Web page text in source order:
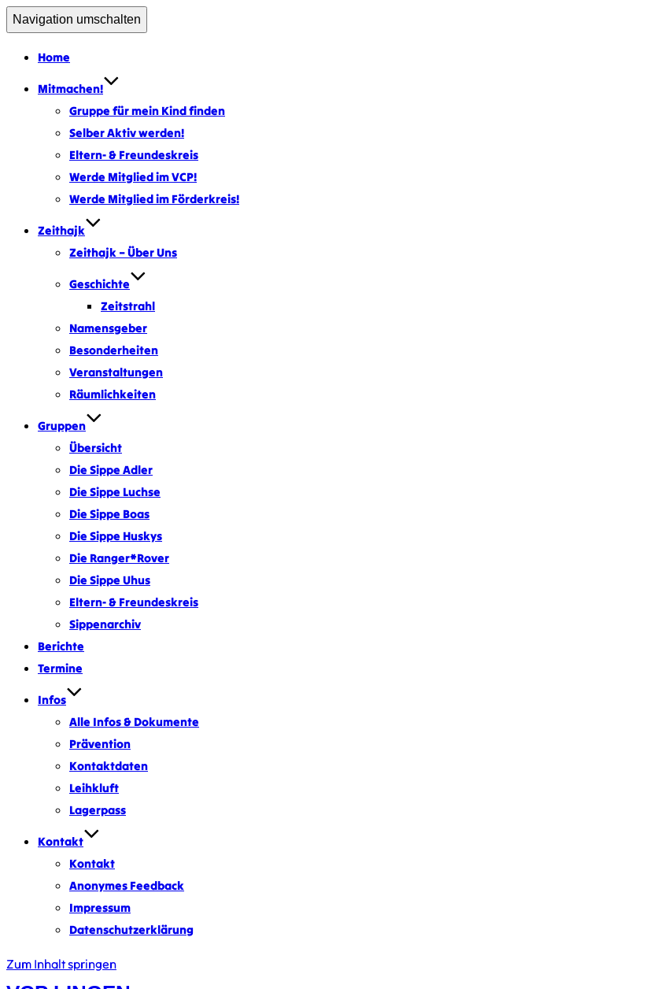
Navigation umschalten
Home
Mitmachen!
Gruppe für mein Kind finden
Selber Aktiv werden!
Eltern- & Freundeskreis
Werde Mitglied im VCP!
Werde Mitglied im Förderkreis!
Zeithajk
Zeithajk – Über Uns
Geschichte
Zeitstrahl
Namensgeber
Besonderheiten
Veranstaltungen
Räumlichkeiten
Gruppen
Übersicht
Die Sippe Adler
Die Sippe Luchse
Die Sippe Boas
Die Sippe Huskys
Die Ranger*Rover
Die Sippe Uhus
Eltern- & Freundeskreis
Sippenarchiv
Berichte
Termine
Infos
Alle Infos & Dokumente
Prävention
Kontaktdaten
Leihkluft
Lagerpass
Kontakt
Kontakt
Anonymes Feedback
Impressum
Datenschutzerklärung
Zum Inhalt springen